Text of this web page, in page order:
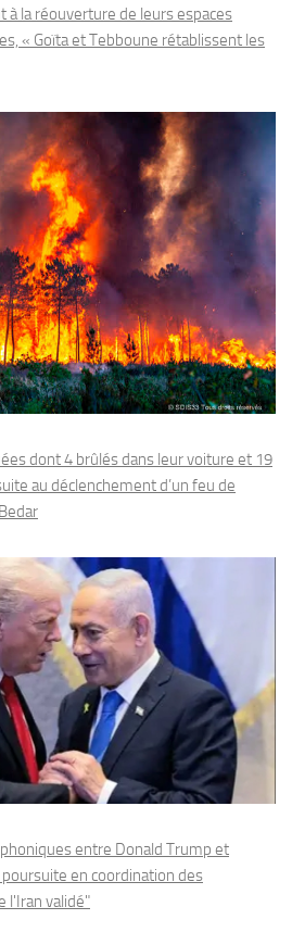
à la réouverture de leurs espaces
« Goïta et Tebboune rétablissent les
dont 4 brûlés dans leur voiture et 19
au déclenchement d’un feu de
entre Donald Trump et
en coordination des
l'Iran validé"